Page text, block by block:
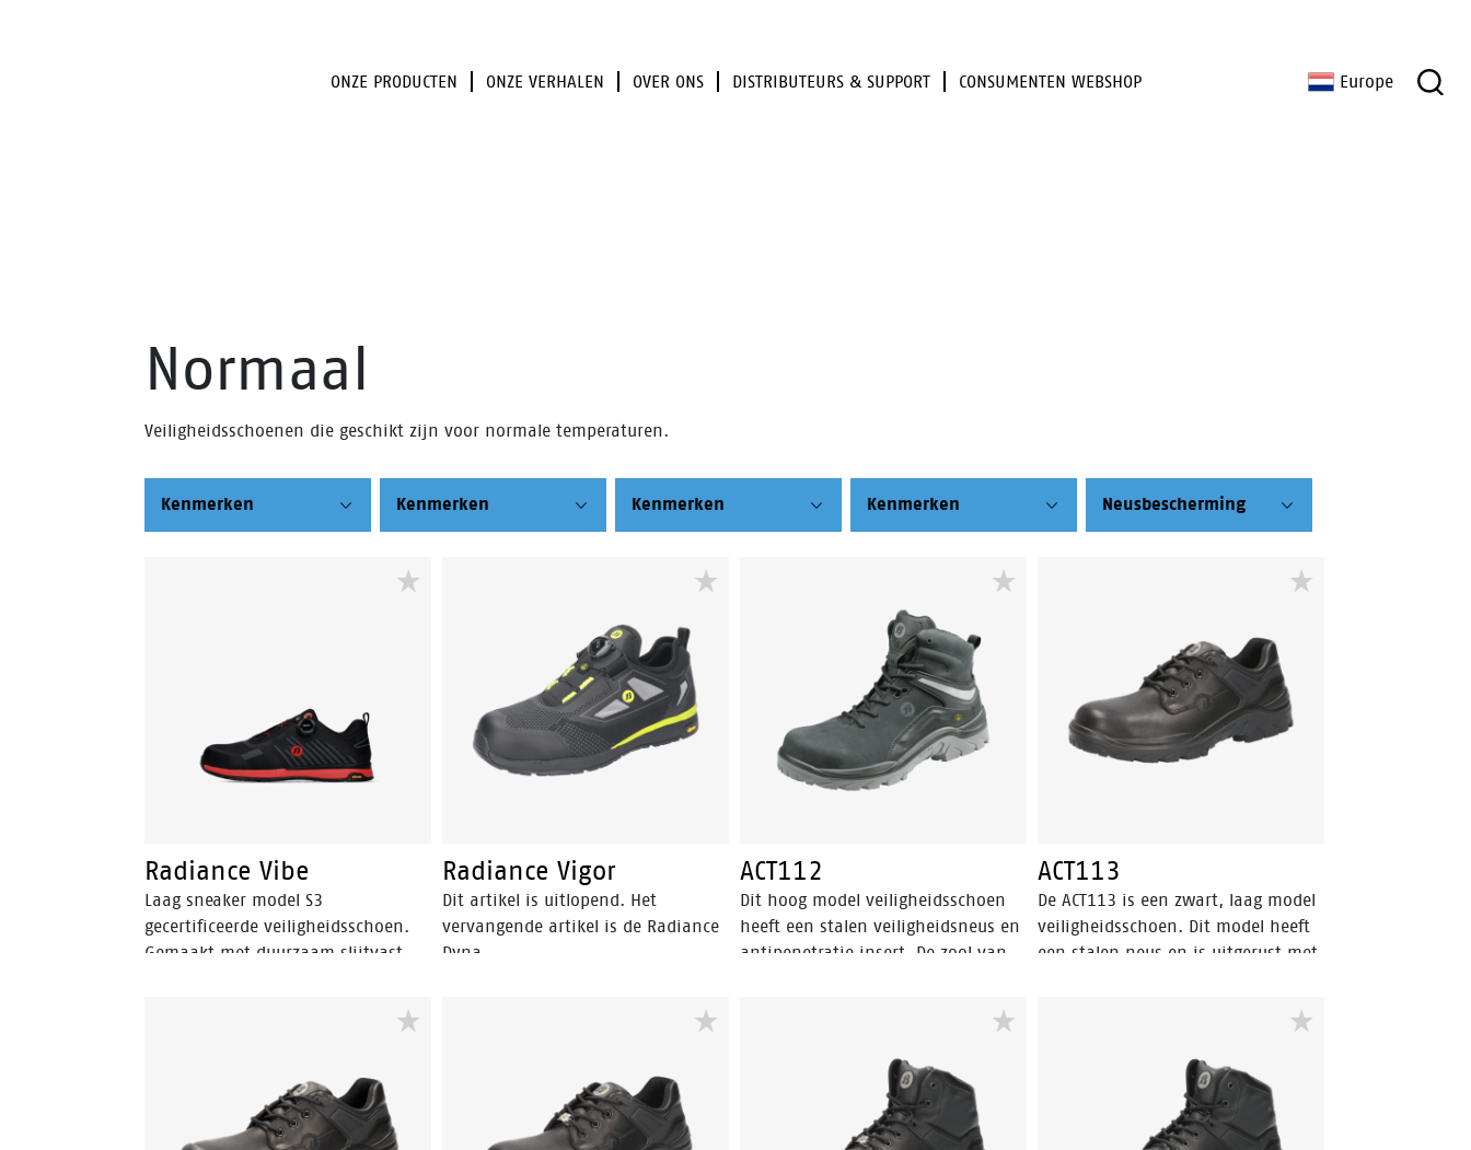
ONZE PRODUCTEN ONZE VERHALEN OVER ONS DISTRIBUTEURS & SUPPORT CONSUMENTEN WEBSHOP Europe
Normaal
Veiligheidsschoenen die geschikt zijn voor normale temperaturen.
Kenmerken Kenmerken Kenmerken Kenmerken Neusbescherming
Radiance Vibe
Laag sneaker model S3
gecertificeerde veiligheidsschoen.
Gemaakt met duurzaam slijtvast
Radiance Vigor
Dit artikel is uitlopend. Het
vervangende artikel is de Radiance
Dyna.
ACT112
Dit hoog model veiligheidsschoen
heeft een stalen veiligheidsneus en
antipenetratie insert. De zool van
materiaal. Deze veiligheidsschoen
bestand tegen hitte en kou. De
ACT112 is uitgerust met een schacht
van nubuck leder, Bata Cool
Comfort®-voering en Walkline® 2.0
ACT113
De ACT113 is een zwart, laag model
veiligheidsschoen. Dit model heeft
een stalen neus en is uitgerust met
Deze veiligheidsschoen valt binnen
de S2 veiligheidscategorie. Odor
Control houdt de voeten fris.